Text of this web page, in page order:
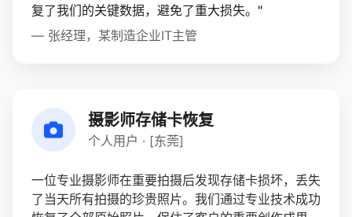
复了我们的关键数据，避免了重大损失。"
— 张经理，某制造企业IT主管
摄影师存储卡恢复
个人用户 · [东莞]
一位专业摄影师在重要拍摄后发现存储卡损坏，丢失
了当天所有拍摄的珍贵照片。我们通过专业技术成功